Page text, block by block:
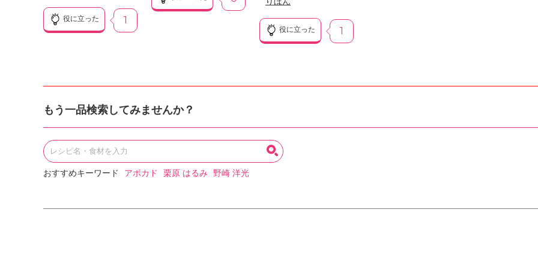
役に立った 1
役に立った 1
もう一品検索してみませんか？
おすすめキーワード アボカド 栗原 はるみ 野崎 洋光